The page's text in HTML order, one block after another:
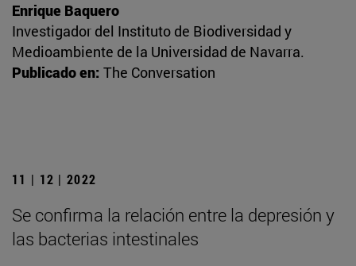
Enrique Baquero
Investigador del Instituto de Biodiversidad y
Medioambiente de la Universidad de Navarra.
Publicado en: The Conversation
11 | 12 | 2022
Se confirma la relación entre la depresión y
las bacterias intestinales